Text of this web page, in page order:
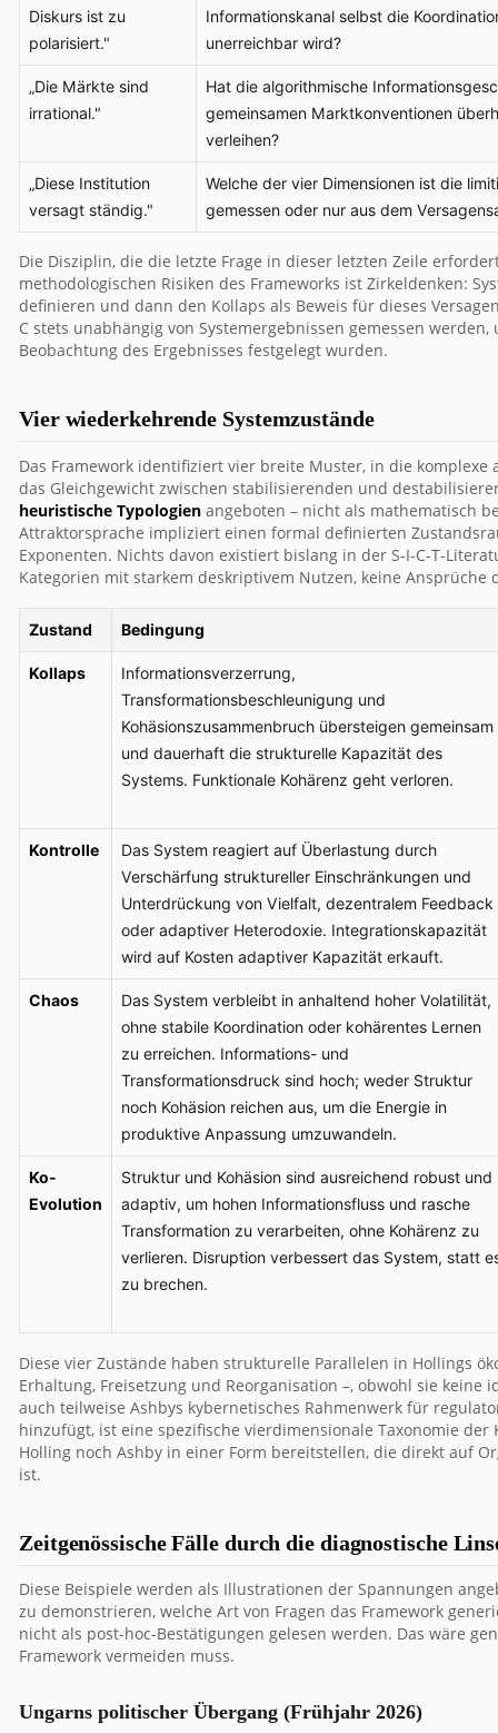
Diskurs ist zu
polarisiert."
Informationskanal selbst die
unerreichbar wird?
„Die Märkte sind
irrational."
Hat die algorithmische
gemeinsamen Marktkonventionen
verleihen?
„Diese Institution
versagt ständig."
Welche der vier Dimensionen ist die
gemessen oder nur aus dem
Die Disziplin, die die letzte Frage in dieser letzten Zeile
methodologischen Risiken des Frameworks ist Zirkeldenken:
definieren und dann den Kollaps als Beweis für dieses
C stets unabhängig von Systemergebnissen gemessen
Beobachtung des Ergebnisses festgelegt wurden.
Vier wiederkehrende Systemzustände
Das Framework identifiziert vier breite Muster, in die
das Gleichgewicht zwischen stabilisierenden und
heuristische Typologien angeboten – nicht als mathematisch
Attraktorsprache impliziert einen formal definierten
Exponenten. Nichts davon existiert bislang in der S-I-C-T-
Kategorien mit starkem deskriptivem Nutzen, keine Ansprüche
Zustand Bedingung
Kollaps
Informationsverzerrung,
Transformationsbeschleunigung und
Kohäsionszusammenbruch übersteigen gemeinsam
und dauerhaft die strukturelle Kapazität des
Systems. Funktionale Kohärenz geht verloren.
Kontrolle
Das System reagiert auf Überlastung durch
Verschärfung struktureller Einschränkungen und
Unterdrückung von Vielfalt, dezentralem Feedback
oder adaptiver Heterodoxie. Integrationskapazität
wird auf Kosten adaptiver Kapazität erkauft.
Chaos
Das System verbleibt in anhaltend hoher Volatilität,
ohne stabile Koordination oder kohärentes Lernen
zu erreichen. Informations- und
Transformationsdruck sind hoch; weder Struktur
noch Kohäsion reichen aus, um die Energie in
produktive Anpassung umzuwandeln.
Ko-
Evolution
Struktur und Kohäsion sind ausreichend robust und
adaptiv, um hohen Informationsfluss und rasche
Transformation zu verarbeiten, ohne Kohärenz zu
verlieren. Disruption verbessert das System, statt
zu brechen.
Diese vier Zustände haben strukturelle Parallelen in Hollings
Erhaltung, Freisetzung und Reorganisation –, obwohl sie
auch teilweise Ashbys kybernetisches Rahmenwerk für
hinzufügt, ist eine spezifische vierdimensionale Taxonomie
Holling noch Ashby in einer Form bereitstellen, die direkt auf
ist.
Zeitgenössische Fälle durch die diagnostische
Diese Beispiele werden als Illustrationen der Spannungen
zu demonstrieren, welche Art von Fragen das Framework
nicht als post-hoc-Bestätigungen gelesen werden. Das wäre
Framework vermeiden muss.
Ungarns politischer Übergang (Frühjahr 2026)